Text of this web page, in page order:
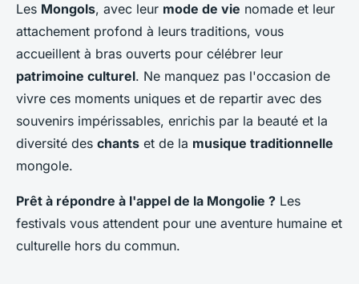
Les Mongols, avec leur mode de vie nomade et leur
attachement profond à leurs traditions, vous
accueillent à bras ouverts pour célébrer leur
patrimoine culturel. Ne manquez pas l'occasion de
vivre ces moments uniques et de repartir avec des
souvenirs impérissables, enrichis par la beauté et la
diversité des chants et de la musique traditionnelle
mongole.
Prêt à répondre à l'appel de la Mongolie ? Les
festivals vous attendent pour une aventure humaine et
culturelle hors du commun.